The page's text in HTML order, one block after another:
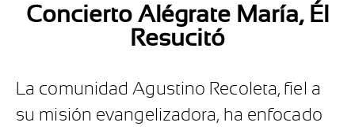
Concierto Alégrate María, Él
Resucitó
La comunidad Agustino Recoleta, fiel a
su misión evangelizadora, ha enfocado